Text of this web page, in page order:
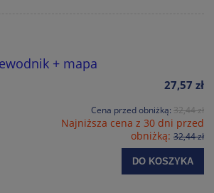
+ mapa
27,57 zł
Cena przed obniżką: 32,44 zł
Najniższa cena z 30 dni przed
obniżką: 32,44 zł
DO KOSZYKA